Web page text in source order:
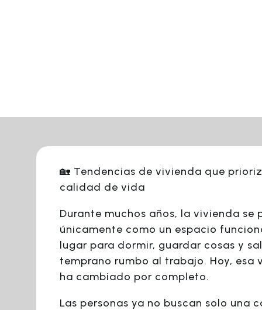
🏡 Tendencias de vivienda que
calidad de vida
Durante muchos años, la vivienda se
únicamente como un espacio
lugar para dormir, guardar cosas y
temprano rumbo al trabajo. Hoy, esa
ha cambiado por completo.
Las personas ya no buscan solo una